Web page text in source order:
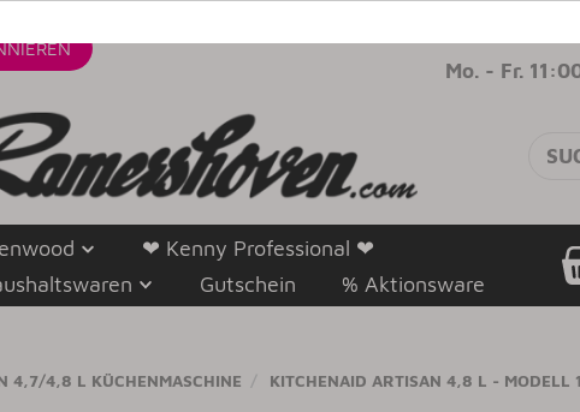
Mo. - Fr.
❤ Kenny Professional ❤
Gutschein % Aktionsware
4,7/4,8 L KÜCHENMASCHINE KITCHENAID ARTISAN 4,8 L - MODELL